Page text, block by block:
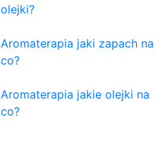
olejki?
Aromaterapia jaki zapach na
co?
Aromaterapia jakie olejki na
co?